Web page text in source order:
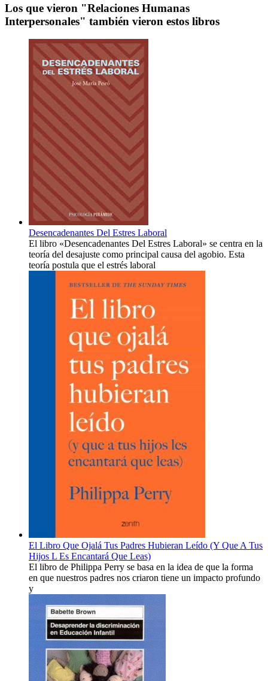
Los que vieron "Relaciones Humanas
Interpersonales" también vieron estos libros
Desencadenantes Del Estres Laboral
El libro «Desencadenantes Del Estres Laboral» se centra en la
teoría del desajuste como principal causa del agobio. Esta
teoría postula que el estrés laboral
El Libro Que Ojalá Tus Padres Hubieran Leído (Y Que A Tus
Hijos L Es Encantará Que Leas)
El libro de Philippa Perry se basa en la idea de que la forma
en que nuestros padres nos criaron tiene un impacto profundo
y